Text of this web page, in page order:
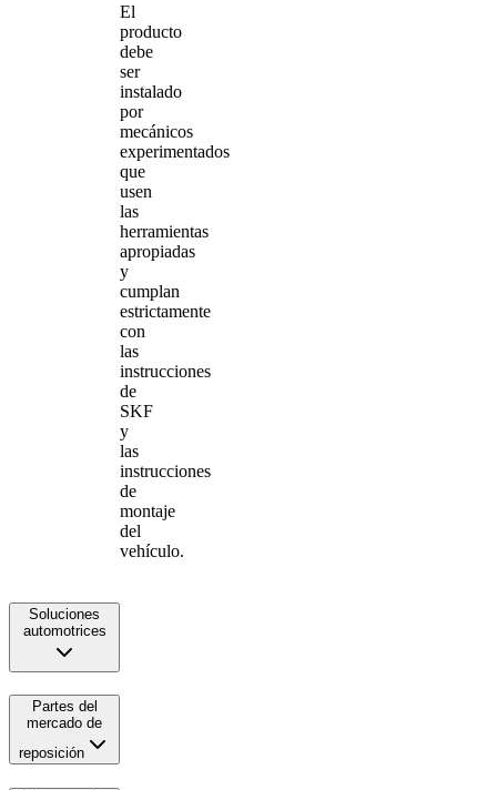
El
producto
debe
ser
instalado
por
mecánicos
experimentados
que
usen
las
herramientas
apropiadas
y
cumplan
estrictamente
con
las
instrucciones
de
SKF
y
las
instrucciones
de
montaje
del
vehículo.
Soluciones
automotrices
Partes del
mercado de
reposición